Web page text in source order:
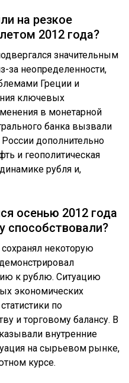
на резкое
2012 года?
значительным
за неопределенности,
Греции и
ключевых
в монетарной
банка вызвали
дополнительно
и геополитическая
рубля и,
осенью 2012 года
способствовали?
некоторую
к рублю. Ситуацию
экономических
по
и торговому балансу. В
внутренние
на сырьевом рынке,
курсе.